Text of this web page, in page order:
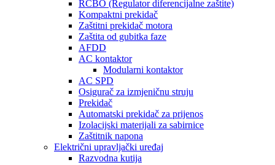
RCBO (Regulator diferencijalne zaštite)
Kompaktni prekidač
Zaštitni prekidač motora
Zaštita od gubitka faze
AFDD
AC kontaktor
Modularni kontaktor
AC SPD
Osigurač za izmjeničnu struju
Prekidač
Automatski prekidač za prijenos
Izolacijski materijali za sabirnice
Zaštitnik napona
Električni upravljački uređaj
Razvodna kutija